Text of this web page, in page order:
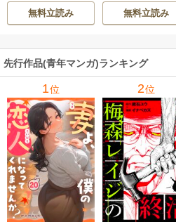
尚
無料立読み
で無双する
/じゃいあん
無料立読み
先行作品(青年マンガ)ランキング
1位 2位